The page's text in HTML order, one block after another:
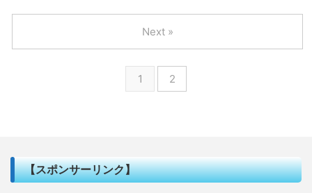
1 2
Next »
【スポンサーリンク】